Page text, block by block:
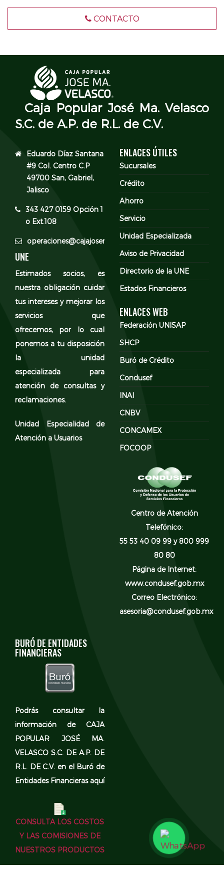
CONTACTO
Caja Popular José Ma. Velasco
S.C. de A.P. de R.L. de C.V.
Eduardo Díaz Santana
#9 Col. Centro C.P
49700 San, Gabriel,
Jalisco
343 427 0159 Opción 1
o Ext.108
operaciones@cajajosemavelasco.com
UNE
Estimados socios, es
nuestra obligación cuidar
tus intereses y mejorar los
servicios que
ofrecemos, por lo cual
ponemos a tu disposición
la unidad
especializada para
atención de consultas y
reclamaciones.
Unidad Especialidad de
Atención a Usuarios
ENLACES ÚTILES
Sucursales
Crédito
Ahorro
Servicio
Unidad Especializada
Aviso de Privacidad
Directorio de la UNE
Estados Financieros
ENLACES WEB
Federación UNISAP
SHCP
Buró de Crédito
Condusef
INAI
CNBV
CONCAMEX
FOCOOP
Centro de Atención
Telefónico:
55 53 40 09 99 y 800 999
80 80
Página de Internet:
www.condusef.gob.mx
Correo Electrónico:
asesoria@condusef.gob.mx
BURÓ DE ENTIDADES
FINANCIERAS
Podrás consultar la
información de CAJA
POPULAR JOSÉ MA.
VELASCO S.C. DE A.P. DE
R.L. DE C.V. en el Buró de
Entidades Financieras aquí
CONSULTA LOS COSTOS
Y LAS COMISIONES DE
NUESTROS PRODUCTOS